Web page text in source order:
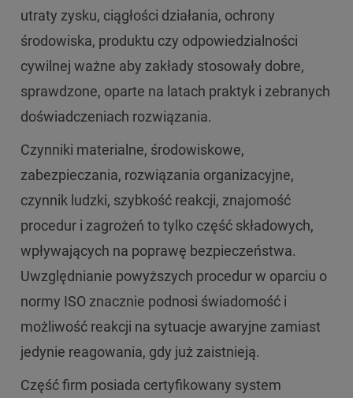
utraty zysku, ciągłości działania, ochrony
środowiska, produktu czy odpowiedzialności
cywilnej ważne aby zakłady stosowały dobre,
sprawdzone, oparte na latach praktyk i zebranych
doświadczeniach rozwiązania.
Czynniki materialne, środowiskowe,
zabezpieczania, rozwiązania organizacyjne,
czynnik ludzki, szybkość reakcji, znajomość
procedur i zagrożeń to tylko część składowych,
wpływających na poprawę bezpieczeństwa.
Uwzględnianie powyższych procedur w oparciu o
normy ISO znacznie podnosi świadomość i
możliwość reakcji na sytuacje awaryjne zamiast
jedynie reagowania, gdy już zaistnieją.
Część firm posiada certyfikowany system